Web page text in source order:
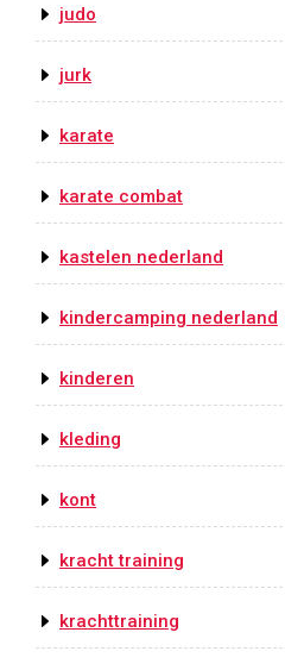
judo
jurk
karate
karate combat
kastelen nederland
kindercamping nederland
kinderen
kleding
kont
kracht training
krachttraining